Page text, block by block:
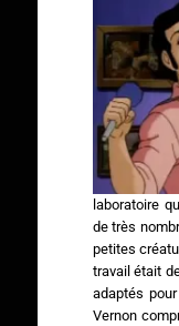
laboratoire
de très
petites
travail était
adaptés
Vernon